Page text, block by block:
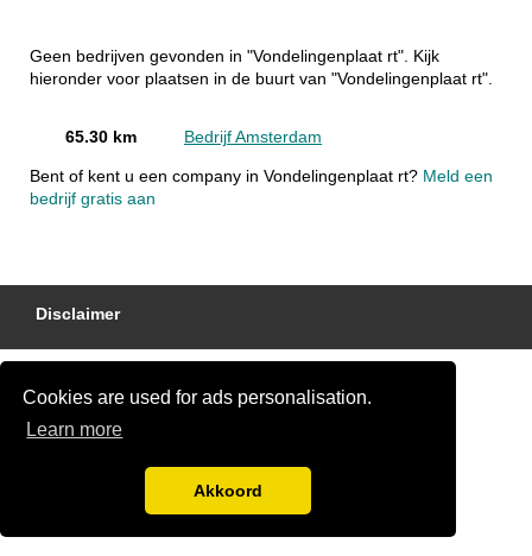
Cookies are used for ads personalisation.
Learn more
Akkoord
Geen bedrijven gevonden in "Vondelingenplaat rt". Kijk
hieronder voor plaatsen in de buurt van "Vondelingenplaat rt".
65.30 km Bedrijf Amsterdam
Bent of kent u een company in Vondelingenplaat rt? Meld een
bedrijf gratis aan
Disclaimer